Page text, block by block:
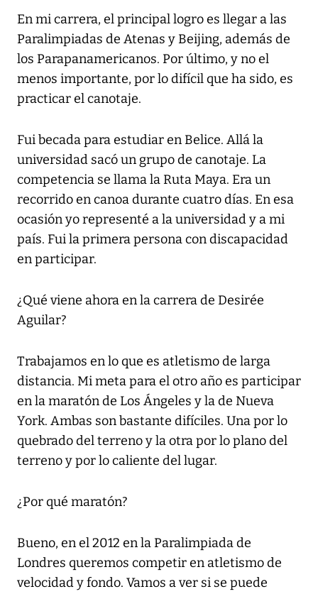
En mi carrera, el principal logro es llegar a las
Paralimpiadas de Atenas y Beijing, además de
los Parapanamericanos. Por último, y no el
menos importante, por lo difícil que ha sido, es
practicar el canotaje.
Fui becada para estudiar en Belice. Allá la
universidad sacó un grupo de canotaje. La
competencia se llama la Ruta Maya. Era un
recorrido en canoa durante cuatro días. En esa
ocasión yo representé a la universidad y a mi
país. Fui la primera persona con discapacidad
en participar.
¿Qué viene ahora en la carrera de Desirée
Aguilar?
Trabajamos en lo que es atletismo de larga
distancia. Mi meta para el otro año es participar
en la maratón de Los Ángeles y la de Nueva
York. Ambas son bastante difíciles. Una por lo
quebrado del terreno y la otra por lo plano del
terreno y por lo caliente del lugar.
¿Por qué maratón?
Bueno, en el 2012 en la Paralimpiada de
Londres queremos competir en atletismo de
velocidad y fondo. Vamos a ver si se puede